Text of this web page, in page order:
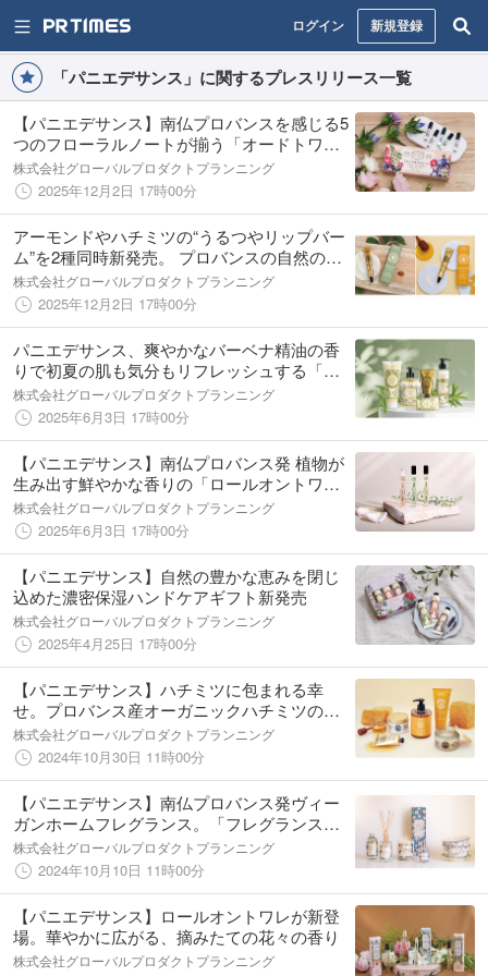
ログイン 新規登録
「パニエデサンス」に関するプレスリリース一覧
【パニエデサンス】南仏プロバンスを感じる5
つのフローラルノートが揃う「オードトワレ
セット」新発売
株式会社グローバルプロダクトプランニング
2025年12月2日 17時00分
アーモンドやハチミツの“うるつやリップバー
ム”を2種同時新発売。 プロバンスの自然の恵
みでしっとりうるおう！
株式会社グローバルプロダクトプランニング
2025年12月2日 17時00分
パニエデサンス、爽やかなバーベナ精油の香
りで初夏の肌も気分もリフレッシュする「エ
ッセンシャルズ バーベナ」新発売
株式会社グローバルプロダクトプランニング
2025年6月3日 17時00分
【パニエデサンス】南仏プロバンス発 植物が
生み出す鮮やかな香りの「ロールオントワ
レ」新発売
株式会社グローバルプロダクトプランニング
2025年6月3日 17時00分
【パニエデサンス】自然の豊かな恵みを閉じ
込めた濃密保湿ハンドケアギフト新発売
株式会社グローバルプロダクトプランニング
2025年4月25日 17時00分
【パニエデサンス】ハチミツに包まれる幸
せ。プロバンス産オーガニックハチミツのボ
ディーケアコレクション新発売
株式会社グローバルプロダクトプランニング
2024年10月30日 11時00分
【パニエデサンス】南仏プロバンス発ヴィー
ガンホームフレグランス。「フレグランスデ
ィフューザー」「センティッドキャンドル」
など新発売
株式会社グローバルプロダクトプランニング
2024年10月10日 11時00分
【パニエデサンス】ロールオントワレが新登
場。華やかに広がる、摘みたての花々の香り
株式会社グローバルプロダクトプランニング